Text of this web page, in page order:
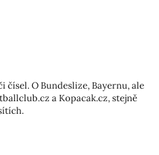
O Bundeslize, Bayernu, ale
a Kopacak.cz, stejně